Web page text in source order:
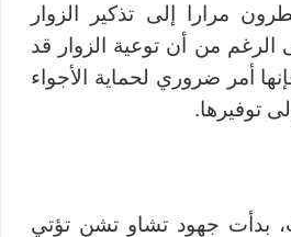
مرارا إلى تذكير الزوار
الرغم من أن توعية الزوار قد
أمر ضروري لحماية الأجواء
توفيرها.
بدأت جهود تشاو تشن تؤتي